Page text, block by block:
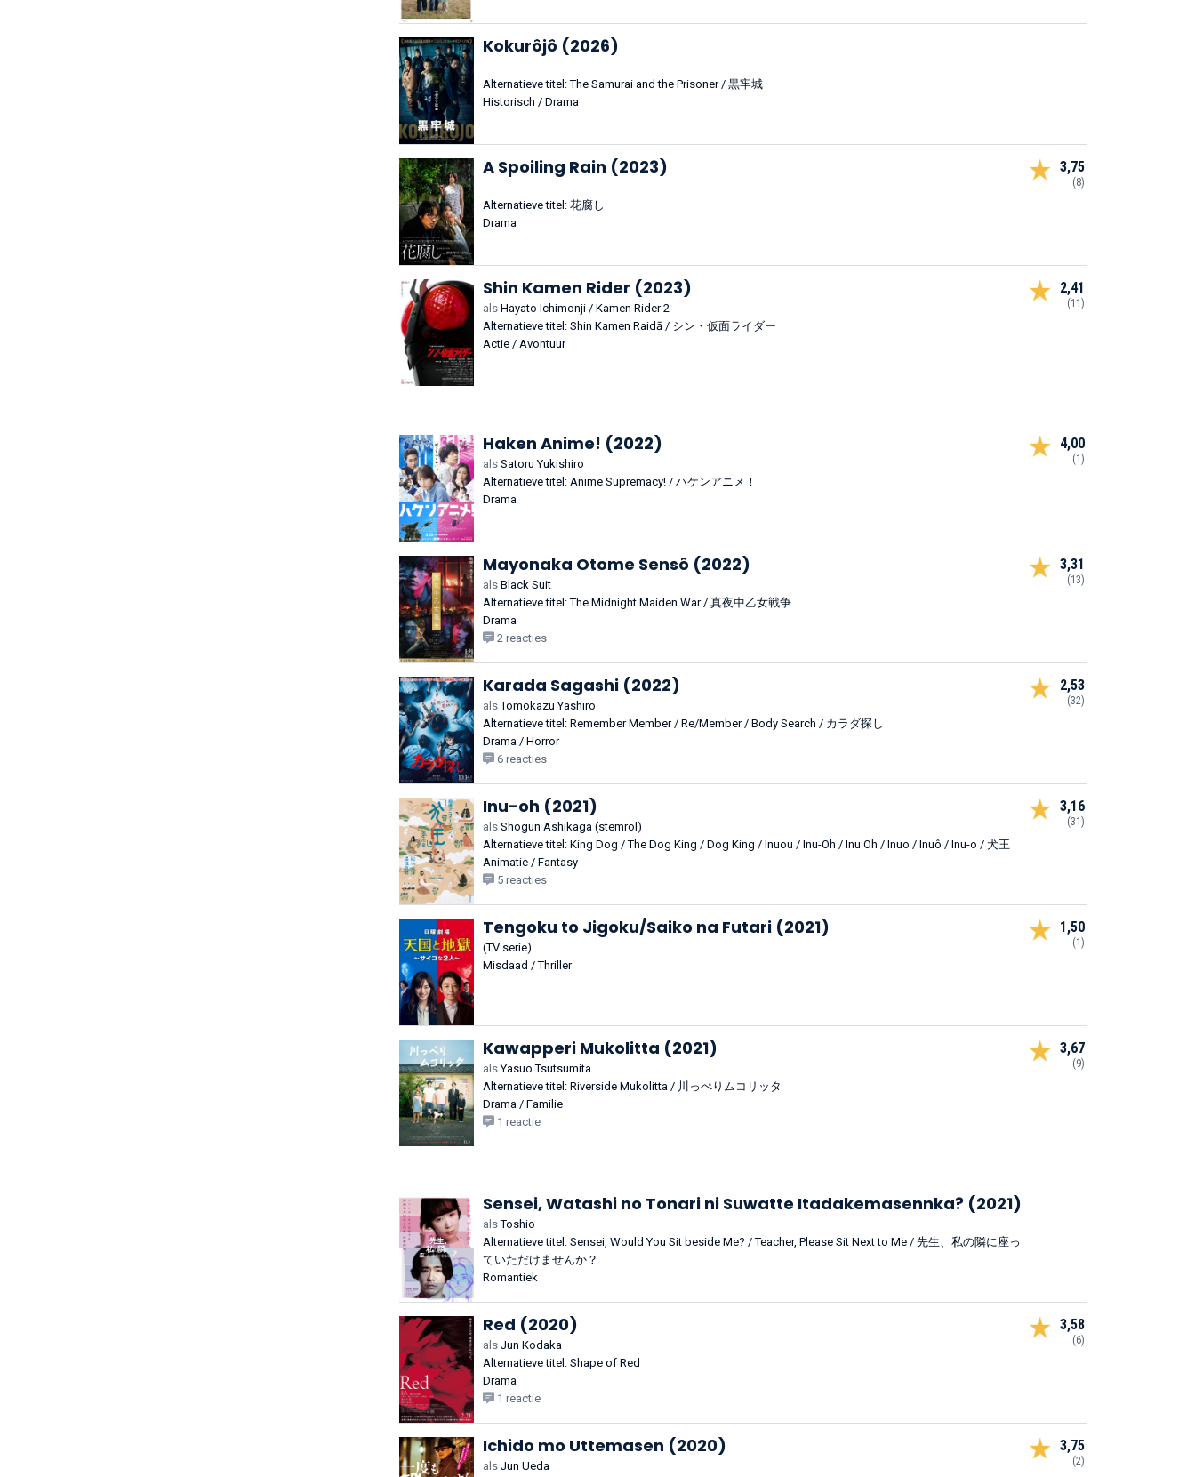
Kokurôjô (2026)
Alternatieve titel: The Samurai and the Prisoner / 黒牢城
Historisch / Drama
A Spoiling Rain (2023)
Alternatieve titel: 花腐し
Drama
3,75
(8)
Shin Kamen Rider (2023)
als Hayato Ichimonji / Kamen Rider 2
Alternatieve titel: Shin Kamen Raidā / シン・仮面ライダー
Actie / Avontuur
2,41
(11)
Haken Anime! (2022)
als Satoru Yukishiro
Alternatieve titel: Anime Supremacy! / ハケンアニメ！
Drama
4,00
(1)
Mayonaka Otome Sensô (2022)
als Black Suit
Alternatieve titel: The Midnight Maiden War / 真夜中乙女戦争
Drama
2 reacties
3,31
(13)
Karada Sagashi (2022)
alsTomokazu Yashiro
Alternatieve titel: Remember Member / Re/Member / Body Search / カラダ探し
Drama / Horror
6 reacties
2,53
(32)
Inu-oh (2021)
als Shogun Ashikaga (stemrol)
Alternatieve titel: King Dog / The Dog King / Dog King / Inuou / Inu-Oh / Inu Oh / Inuo / Inuô / Inu-o / 犬王
Animatie / Fantasy
5 reacties
3,16
(31)
Tengoku to Jigoku/Saiko na Futari (2021)
(TV serie)
Misdaad / Thriller
1,50
(1)
Kawapperi Mukolitta (2021)
alsYasuo Tsutsumita
Alternatieve titel: Riverside Mukolitta / 川っぺりムコリッタ
Drama / Familie
1 reactie
3,67
(9)
Sensei, Watashi no Tonari ni Suwatte Itadakemasennka? (2021)
alsToshio
Alternatieve titel: Sensei, Would You Sit beside Me? / Teacher, Please Sit Next to Me / 先生、私の隣に座っ
ていただけませんか？
Romantiek
Red (2020)
als Jun Kodaka
Alternatieve titel: Shape of Red
Drama
1 reactie
3,58
(6)
Ichido mo Uttemasen (2020)
als Jun Ueda
3,75
(2)